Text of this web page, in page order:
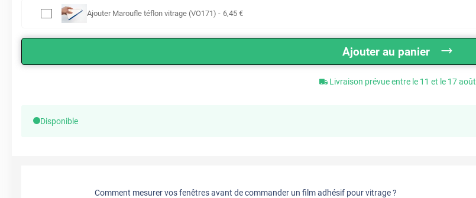
Ajouter Maroufle téflon vitrage (VO171) - 6,45 €
Ajouter au panier
Livraison prévue entre le 11 et le 17 août
Disponible
Comment mesurer vos fenêtres avant de commander un film adhésif pour vitrage ?